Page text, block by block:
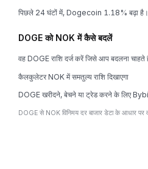
पिछले 24 घंटों में, Dogecoin 1.18% बढ़ा है।
DOGE को NOK में कैसे बदलें
वह DOGE राशि दर्ज करें जिसे आप बदलना चाहते
कैलकुलेटर NOK में समतुल्य राशि दिखाएगा
DOGE खरीदने, बेचने या ट्रेड करने के लिए
DOGE से NOK विनिमय दर बाजार डेटा के आधार पर